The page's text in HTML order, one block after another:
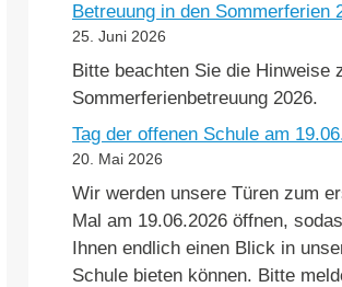
Betreuung in den Sommerferien
25. Juni 2026
Bitte beachten Sie die Hinweise
Sommerferienbetreuung 2026.
Tag der offenen Schule am
20. Mai 2026
Wir werden unsere Türen zum
Mal am 19.06.2026 öffnen,
Ihnen endlich einen Blick in
Schule bieten können. Bitte